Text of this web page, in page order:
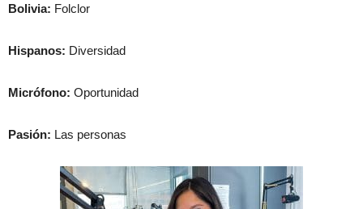
Bolivia: Folclor
Hispanos: Diversidad
Micrófono: Oportunidad
Pasión: Las personas